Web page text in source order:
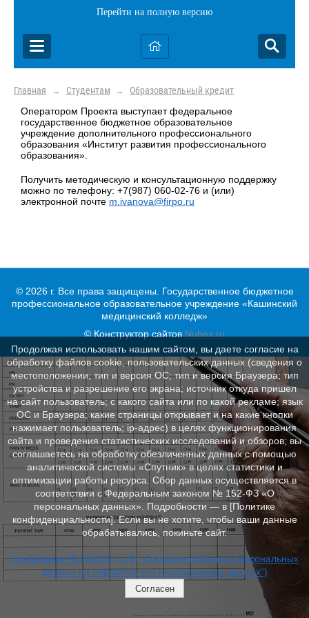
Перейти на полную версию
Главная → Студентам → Образовательный кредит
Оператором Проекта выступает федеральное
государственное бюджетное образовательное
учреждение дополнительного профессионального
образования «Институт развития профессионального
образования».
Получить методическую и консультационную поддержку
можно по телефону: +7(987) 060-02-76 и (или)
электронной почте m.ivanova@firpo.ru
© 2026 г. Все права защищены. Государственное бюджетное
профессиональное образовательное учреждение «Кашинский
медицинский колледж»
© Конструктор сайтовNubex.ru
Продолжая использовать нашим сайтом, вы даете согласие на
обработку файлов cookie, пользовательских данных (сведения о
местоположении; тип и версия ОС; тип и версия Браузера; тип
устройства и разрешение его экрана; источник откуда пришел
на сайт пользователь; с какого сайта или по какой рекламе; язык
ОС и Браузера; какие страницы открывает и на какие кнопки
нажимает пользователь; ip-адрес) в целях функционирования
сайта и проведения статистических исследований и обзоров; вы
соглашаетесь на обработку обезличенных данных с помощью
аналитической системы «Спутник» в целях статистики и
оптимизации работы ресурса. Сбор данных осуществляется в
соответствии с Федеральным законом № 152‑ФЗ «О
персональных данных». Подробности — в [Политике
конфиденциальности]. Если вы не хотите, чтобы ваши данные
обрабатывались, покиньте сайт.
(требование ФЗ №152 ч. (9) "Согласие субъекта персональных
данных на обработку его персональных данных")
Согласен